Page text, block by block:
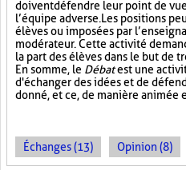
doivent défendre leur point de
l’équipe adverse. Les positions
élèves ou imposées par
modérateur. Cette activité
la part des élèves dans le but de
En somme, le Débatest une
d'échanger des idées et de
donné, et ce, de manière animée
Échanges (13) Opinion (8)